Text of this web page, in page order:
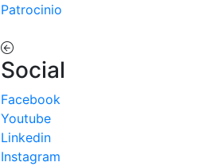
Patrocinio
Social
Facebook
Youtube
Linkedin
Instagram